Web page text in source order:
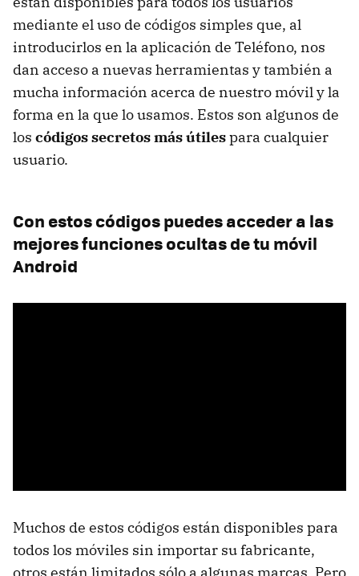
mediante el uso de códigos simples que, al
introducirlos en la aplicación de Teléfono, nos
dan acceso a nuevas herramientas y también a
mucha información acerca de nuestro móvil y la
forma en la que lo usamos. Estos son algunos de
los códigos secretos más útilespara cualquier
usuario.
Con estos códigos puedes acceder a las
mejores funciones ocultas de tu móvil
Android
Muchos de estos códigos están disponibles para
todos los móviles sin importar su fabricante,